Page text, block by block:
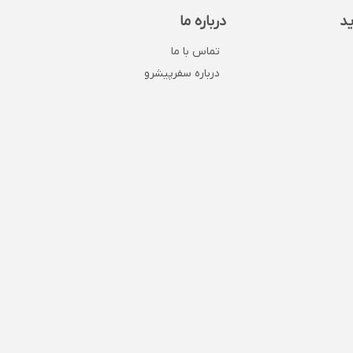
درباره ما
تماس با ما
درباره سفرپیشرو